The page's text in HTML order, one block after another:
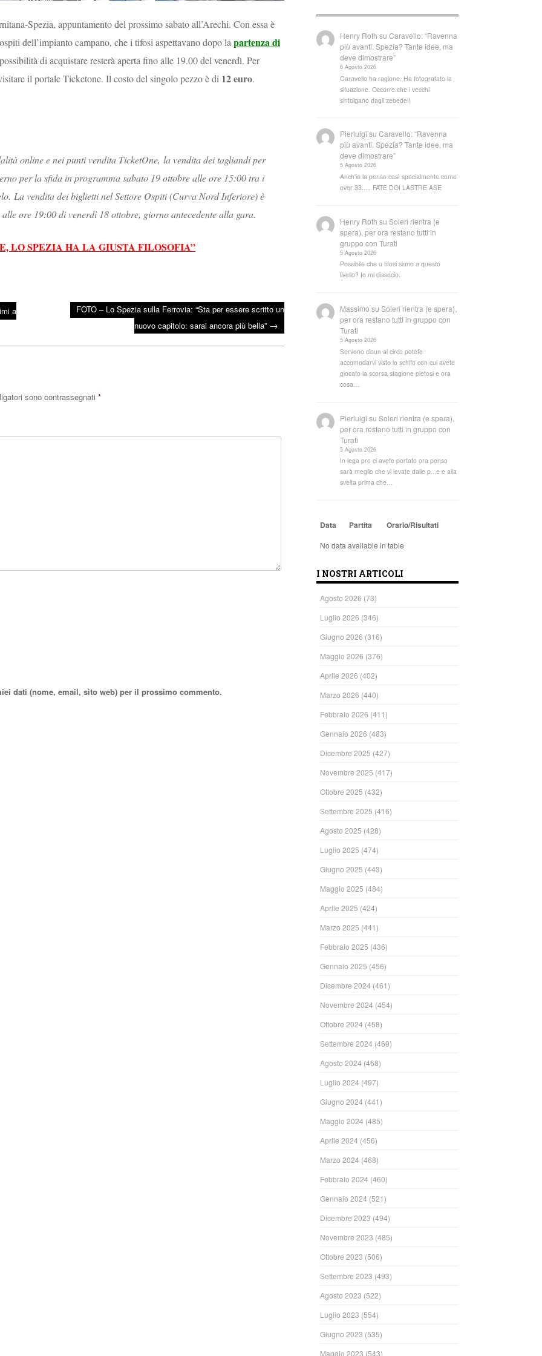
Spezia, appuntamento del prossimo sabato all’Arechi. Con essa è
dell’impianto campano, che i tifosi aspettavano dopo lapartenza di
di acquistare resterà aperta fino alle 19.00 del venerdì. Per
il portale Ticketone. Il costo del singolo pezzo è di 12 euro.
online e nei punti vendita TicketOne, la vendita dei tagliandi per
per la sfida in programma sabato 19 ottobre alle ore 15:00 tra i
La vendita dei biglietti nel Settore Ospiti (Curva Nord Inferiore) è
ore 19:00 di venerdì 18 ottobre, giorno antecedente alla gara.
LO SPEZIA HA LA GIUSTA FILOSOFIA”
a
FOTO – Lo Spezia sulla Ferrovia: “Sta per essere scritto un
nuovo capitolo: sarai ancora più bella” →
sono contrassegnati *
dati (nome, email, sito web) per il prossimo commento.
Henry Roth suCaravello: “Ravenna
più avanti. Spezia? Tante idee, ma
deve dimostrare”
6 Agosto 2026
Caravello ha ragione. Ha fotografato la
situazione. Occorre che i vecchi
sintolgano dagli zebedei!
Pierluigi suCaravello: “Ravenna
più avanti. Spezia? Tante idee, ma
deve dimostrare”
5 Agosto 2026
Anch'io la penso così specialmente come
over 33..... FATE DOI LASTRE ASE
Henry Roth suSoleri rientra (e
spera), per ora restano tutti in
gruppo con Turati
5 Agosto 2026
Possibile che u tifosi siano a questo
livello? Io mi dissocio.
Massimo suSoleri rientra (e spera),
per ora restano tutti in gruppo con
Turati
5 Agosto 2026
Servono cloun al circo potete
accomodarvi visto lo schifo con cui avete
giocato la scorsa stagione pietosi e ora
cosa…
Pierluigi suSoleri rientra (e spera),
per ora restano tutti in gruppo con
Turati
5 Agosto 2026
In lega pro ci avete portato ora penso
sarà meglio che vi levate dalle p...e e alla
svelta prima che…
Data Partita Orario/Risultati
No data available in table
I NOSTRI ARTICOLI
Agosto 2026 (73)
Luglio 2026 (346)
Giugno 2026 (316)
Maggio 2026 (376)
Aprile 2026 (402)
Marzo 2026 (440)
Febbraio 2026 (411)
Gennaio 2026 (483)
Dicembre 2025 (427)
Novembre 2025 (417)
Ottobre 2025 (432)
Settembre 2025 (416)
Agosto 2025 (428)
Luglio 2025 (474)
Giugno 2025 (443)
Maggio 2025 (484)
Aprile 2025 (424)
Marzo 2025 (441)
Febbraio 2025 (436)
Gennaio 2025 (456)
Dicembre 2024 (461)
Novembre 2024 (454)
Ottobre 2024 (458)
Settembre 2024 (469)
Agosto 2024 (468)
Luglio 2024 (497)
Giugno 2024 (441)
Maggio 2024 (485)
Aprile 2024 (456)
Marzo 2024 (468)
Febbraio 2024 (460)
Gennaio 2024 (521)
Dicembre 2023 (494)
Novembre 2023 (485)
Ottobre 2023 (506)
Settembre 2023 (493)
Agosto 2023 (522)
Luglio 2023 (554)
Giugno 2023 (535)
Maggio 2023 (543)